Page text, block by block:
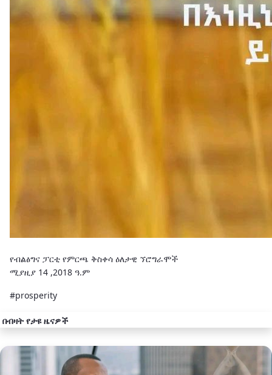
የብልፅግና ፓርቲ የምርጫ ቅስቀሳ ዕለታዊ ኘሮግራሞች
ሚያዚያ 14 ,2018 ዓ.ም
#prosperity
በብዛት የታዩ ዜናዎች